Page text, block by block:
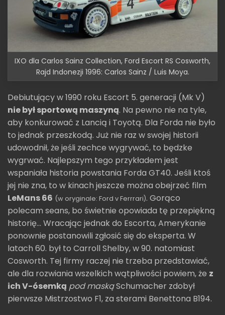
IXO dla Carlos Sainz Collection, Ford Escort RS Cosworth,
Rajd Indonezji 1996: Carlos Sainz / Luis Moya.
Debiutujący w 1990 roku Escort 5. generacji (Mk V)
nie był sportową maszyną. Na pewno nie na tyle,
aby konkurować z Lancią i Toyotą. Dla Forda nie było
to jednak przeszkodą. Już nie raz w swojej historii
udowodnił, że jeśli zechce wygrywać, to będzke
wygrwać. Najlepszym tego przykładem jest
wspaniała historia powstania Forda GT40. Jeśli ktoś
jej nie zna, to w kinach jeszcze można obejrzeć film
LeMans 66 (w oryginale: Ford v Ferrrari). Gorąco
polecam seans, bo świetnie opowiada tę przepiękną
historię... Wracając jednak do Escorta, Amerykanie
ponownie postanowili zgłosić się do eksperta. W
latach 60. był to Carroll Shelby, w 90. natomiast
Cosworth. Tej firmy raczej nie trzeba przedstawiać,
ale dla rozwiania wszelkich wątpliwości powiem, że z
ich V-ósemką pod maskąSchumacher zdobył
pierwsze Mistrzostwo F1, za sterami Benettona B194.